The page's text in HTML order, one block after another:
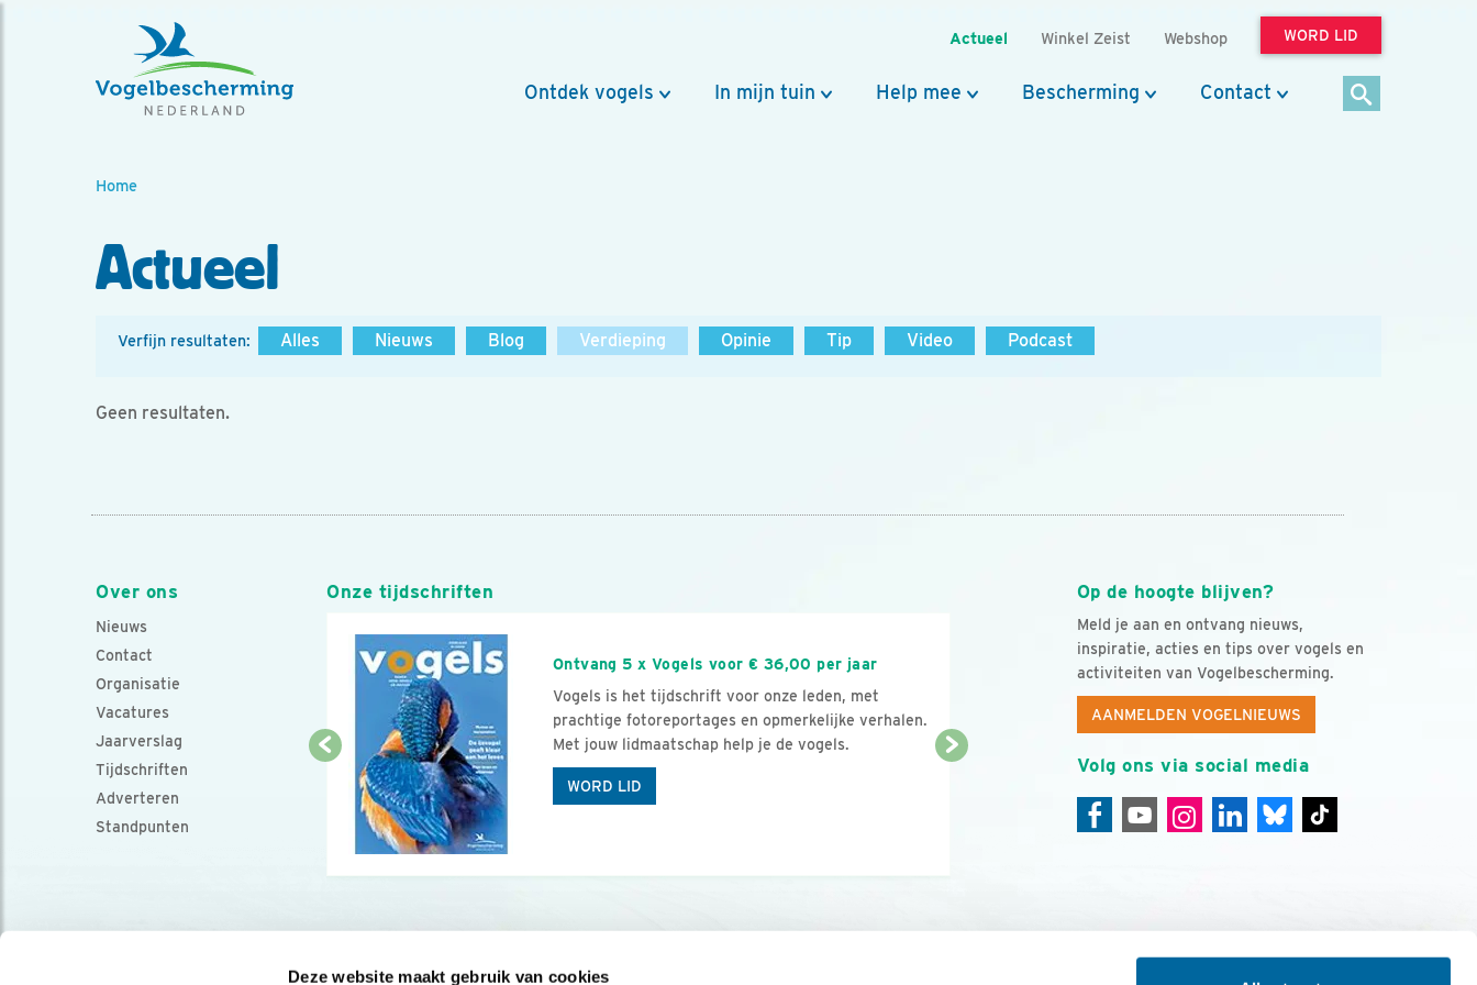
Deze website maakt gebruik van cookies
Actueel Winkel Zeist Webshop WORD LID
Ontdek vogels In mijn tuin Help mee Bescherming Contact
Home
Actueel
Verfijn resultaten: Alles Nieuws Blog Verdieping Opinie Tip Video Podcast
Geen resultaten.
Over ons
Nieuws
Contact
Organisatie
Vacatures
Jaarverslag
Tijdschriften
Adverteren
Standpunten
Op de hoogte blijven?
Meld je aan en ontvang nieuws,
inspiratie, acties en tips over vogels en
activiteiten van Vogelbescherming.
AANMELDEN VOGELNIEUWS
Volg ons via social media
Onze tijdschriften
Ontvang 5 x Vogels voor € 36,00 per jaar
Vogels is het tijdschrift voor onze leden, met
prachtige fotoreportages en opmerkelijke verhalen.
Met jouw lidmaatschap help je de vogels.
WORD LID